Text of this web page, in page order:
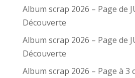
Album scrap 2026 – Page de
Découverte
Album scrap 2026 – Page de
Découverte
Album scrap 2026 – Page à 3